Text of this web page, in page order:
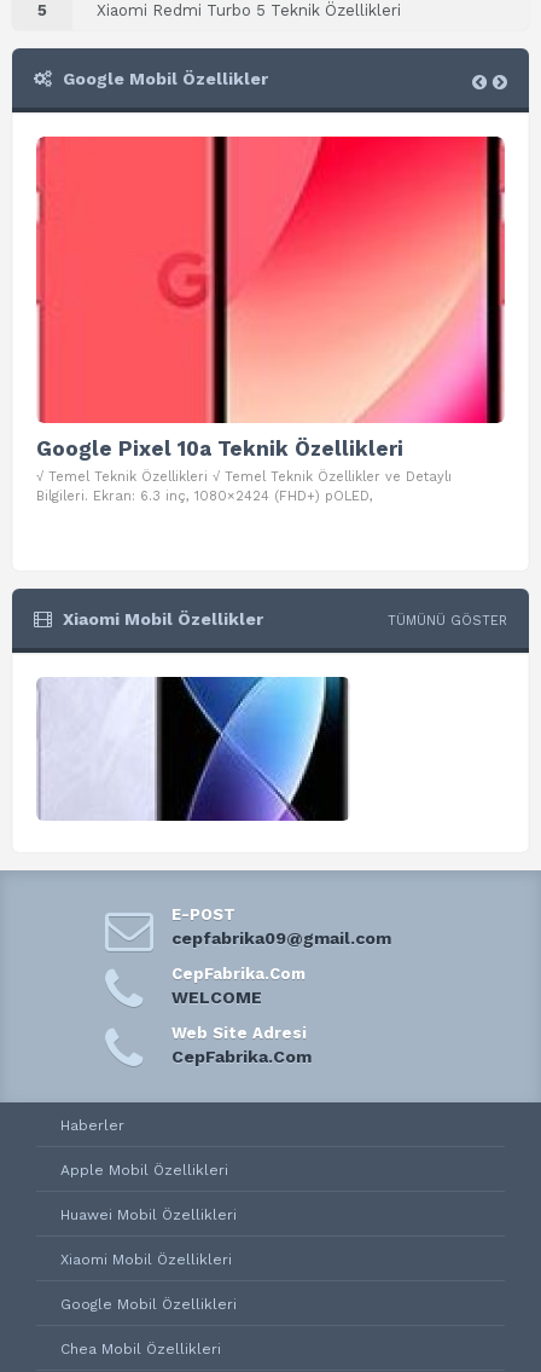
5 Xiaomi Redmi Turbo 5 Teknik Özellikleri
Google Mobil Özellikler
Google Pixel 10a Teknik Özellikleri
√ Temel Teknik Özellikleri √ Temel Teknik Özellikler ve Detaylı
Bilgileri. Ekran: 6.3 inç, 1080×2424 (FHD+) pOLED,
Xiaomi Mobil Özellikler TÜMÜNÜ GÖSTER
E-POST
cepfabrika09@gmail.com
CepFabrika.Com
WELCOME
Web Site Adresi
CepFabrika.Com
Haberler
Apple Mobil Özellikleri
Huawei Mobil Özellikleri
Xiaomi Mobil Özellikleri
Google Mobil Özellikleri
Chea Mobil Özellikleri